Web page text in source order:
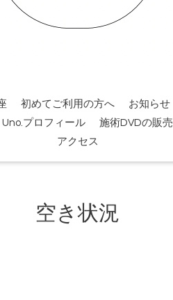
初めてご利用の方へ お知らせ
Uno.プロフィール 施術DVDの販売
アクセス
空き状況